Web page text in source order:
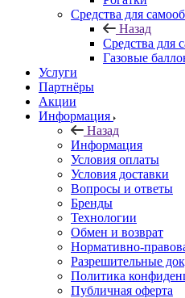
Средства для
Назад
Средства для
Газовые
Услуги
Партнёры
Акции
Информация
Назад
Информация
Условия оплаты
Условия доставки
Вопросы и ответы
Бренды
Технологии
Обмен и возврат
Нормативно-
Разрешительные
Политика
Публичная оферта